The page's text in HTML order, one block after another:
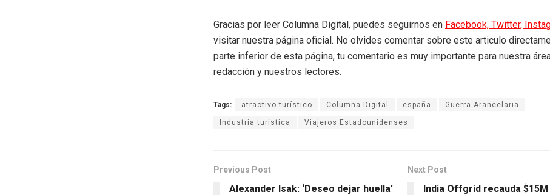
Gracias por leer Columna Digital, puedes seguirnos en Facebook, Twitter,
visitar nuestra página oficial. No olvides comentar sobre este articulo
parte inferior de esta página, tu comentario es muy importante para nuestra
redacción y nuestros lectores.
Tags: atractivo turístico Columna Digital españa Guerra Arancelaria
Industria turística Viajeros Estadounidenses
Previous Post
Alexander Isak: ‘Deseo dejar huella’
Next Post
India Offgrid recauda $15M